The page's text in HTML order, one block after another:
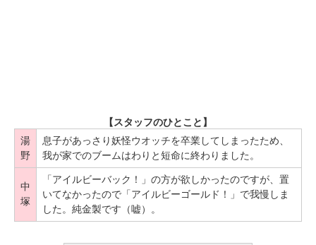
【スタッフのひとこと】
湯
野
息子があっさり妖怪ウオッチを卒業してしまったため、
我が家でのブームはわりと短命に終わりました。
中
塚
「アイルビーバック！」の方が欲しかったのですが、置
いてなかったので「アイルビーゴールド！」で我慢しま
した。純金製です（嘘）。